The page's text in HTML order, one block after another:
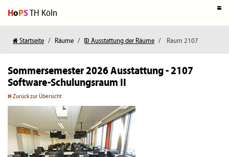
HoPSTH Köln
Startseite Räume Ausstattung der Räume Raum 2107
Sommersemester 2026Ausstattung - 2107
Software-Schulungsraum II
Zurück zur Übersicht